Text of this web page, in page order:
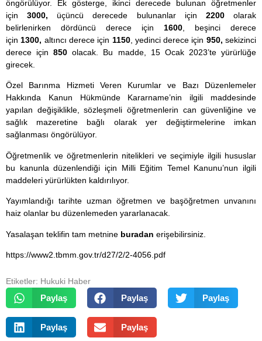
öngörülüyor. Ek gösterge, ikinci derecede bulunan öğretmenler
için3000, üçüncü derecede bulunanlar için 2200olarak
belirlenirken dördüncü derece için 1600 , beşinci derece
için 1300, altıncı derece için 1150, yedinci derece için 950, sekizinci
derece için850olacak. Bu madde, 15 Ocak 2023’te yürürlüğe
girecek.
Özel Barınma Hizmeti Veren Kurumlar ve Bazı Düzenlemeler
Hakkında Kanun Hükmünde Kararname’nin ilgili maddesinde
yapılan değişiklikle, sözleşmeli öğretmenlerin can güvenliğine ve
sağlık mazeretine bağlı olarak yer değiştirmelerine imkan
sağlanması öngörülüyor.
Öğretmenlik ve öğretmenlerin nitelikleri ve seçimiyle ilgili hususlar
bu kanunla düzenlendiği için Milli Eğitim Temel Kanunu’nun ilgili
maddeleri yürürlükten kaldırılıyor.
Yayımlandığı tarihte uzman öğretmen ve başöğretmen unvanını
haiz olanlar bu düzenlemeden yararlanacak.
Yasalaşan teklifin tam metnine buradan erişebilirsiniz.
https://www2.tbmm.gov.tr/d27/2/2-4056.pdf
Etiketler: Hukuki Haber
Paylaş Paylaş Paylaş
Paylaş Paylaş